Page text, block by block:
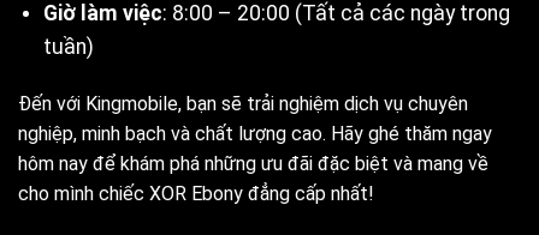
Giờ làm việc: 8:00 – 20:00 (Tất cả các ngày trong
tuần)
Đến với Kingmobile, bạn sẽ trải nghiệm dịch vụ chuyên
nghiệp, minh bạch và chất lượng cao. Hãy ghé thăm ngay
hôm nay để khám phá những ưu đãi đặc biệt và mang về
cho mình chiếc XOR Ebony đẳng cấp nhất!